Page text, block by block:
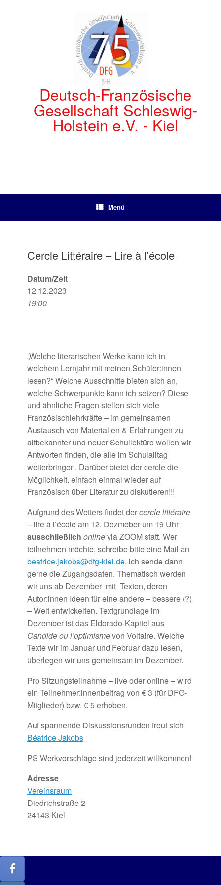
Deutsch-Französische
Gesellschaft Schleswig-
Holstein e.V. - Kiel
Menü
Cercle Littéraire – Lire à l’école
Datum/Zeit
12.12.2023
19:00
„Welche literarischen Werke kann ich in
welchem Lernjahr mit meinen Schüler:innen
lesen?“ Welche Ausschnitte bieten sich an,
welche Schwerpunkte kann ich setzen? Diese
und ähnliche Fragen stellen sich viele
Französischlehrkräfte– im gemeinsamen
Austausch von Materialien & Erfahrungen zu
altbekannter und neuer Schullektüre wollen wir
Antworten finden, die alle im Schulalltag
weiterbringen. Darüber bietet dercercledie
Möglichkeit, einfach einmal wieder auf
Französisch über Literatur zu diskutieren!!!
Aufgrund des Wetters findet dercercle littéraire
– lire à l’école am 12. Dezmeber um 19 Uhr
ausschließlich onlinevia ZOOM statt. Wer
teilnehmen möchte, schreibe bitte eine Mail an
beatrice.jakobs@dfg-kiel.de, ich sende dann
gerne die Zugangsdaten. Thematisch werden
wir uns ab Dezember mit Texten, deren
Autor:innen Ideen für eine andere – bessere (?)
– Welt entwickelten. Textgrundlage im
Dezember ist das Eldorado-Kapitel aus
Candide ou l’optimismevon Voltaire. Welche
Texte wir im Januar und Februar dazu lesen,
überlegen wir uns gemeinsam im Dezember.
Pro Sitzungsteilnahme – liveoderonline– wird
ein Teilnehmer:innenbeitrag von € 3 (für DFG-
Mitglieder) bzw. € 5 erhoben.
Auf spannende Diskussionsrunden freut sich
Béatrice Jakobs
PS Werkvorschläge sind jederzeit willkommen!
Adresse
Vereinsraum
Diedrichstraße 2
24143 Kiel